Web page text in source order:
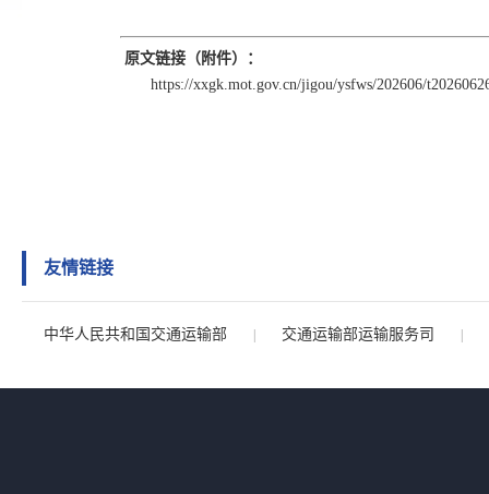
原文链接（附件）：
https://xxgk.mot.gov.cn/jigou/ysfws/202606/
友情链接
中华人民共和国交通运输部 交通运输部运输服务司